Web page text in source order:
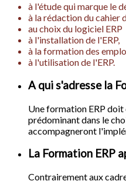
à l'étude qui marque le
à la rédaction du cahier
au choix du logiciel ERP
à l'installation de l'ERP,
à la formation des
à l'utilisation de l'ERP.
A qui s'adresse la
Une formation ERP
prédominant dans le
accompagneront
La Formation ERP
Contrairement aux